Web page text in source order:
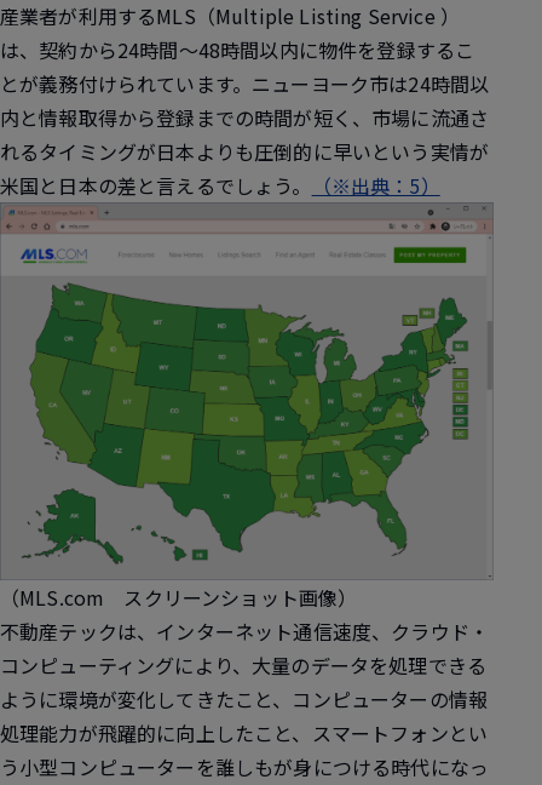
産業者が利用するMLS（Multiple Listing Service ）
は、契約から24時間～48時間以内に物件を登録するこ
とが義務付けられています。ニューヨーク市は24時間以
内と情報取得から登録までの時間が短く、市場に流通さ
れるタイミングが日本よりも圧倒的に早いという実情が
米国と日本の差と言えるでしょう。
（※出典：5）
（MLS.com スクリーンショット画像）
不動産テックは、インターネット通信速度、クラウド・
コンピューティングにより、大量のデータを処理できる
ように環境が変化してきたこと、コンピューターの情報
処理能力が飛躍的に向上したこと、スマートフォンとい
う小型コンピューターを誰しもが身につける時代になっ